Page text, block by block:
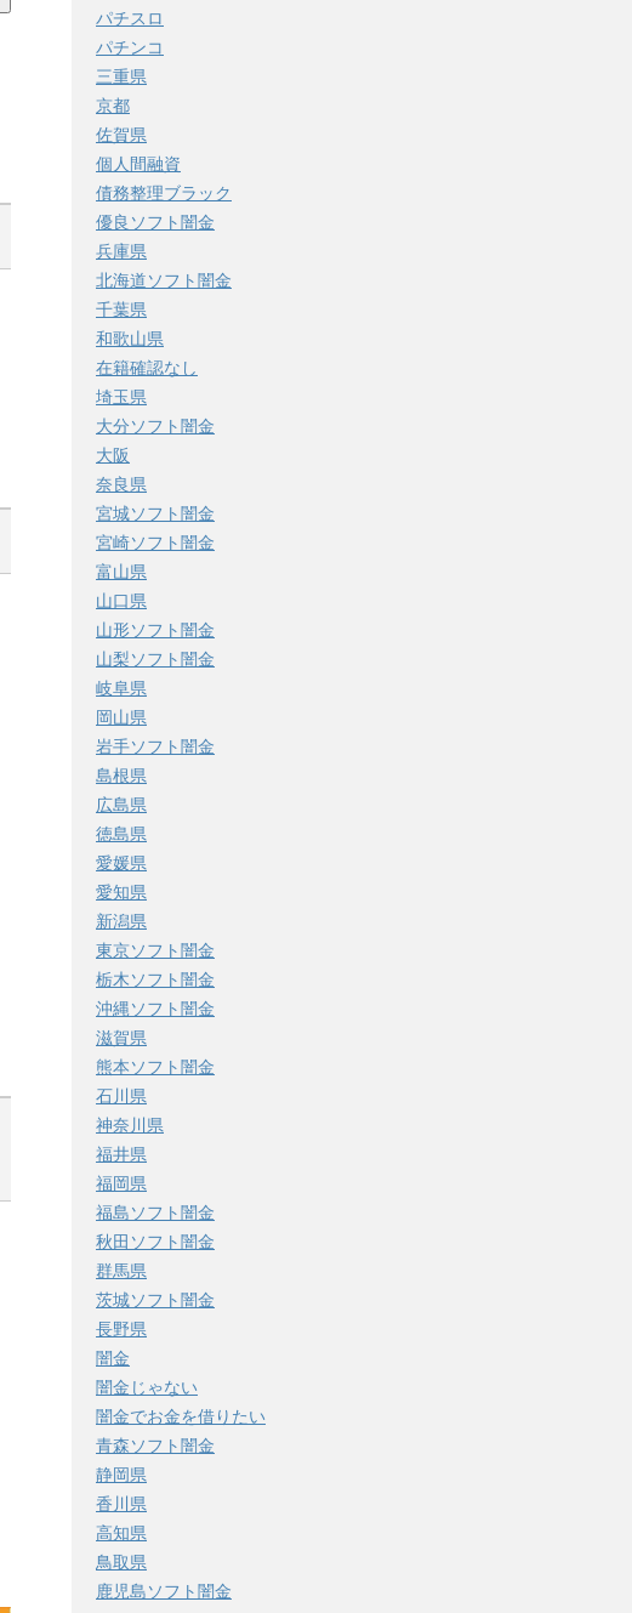
パチスロ
パチンコ
三重県
京都
佐賀県
個人間融資
債務整理ブラック
優良ソフト闇金
兵庫県
北海道ソフト闇金
千葉県
和歌山県
在籍確認なし
埼玉県
大分ソフト闇金
大阪
奈良県
宮城ソフト闇金
宮崎ソフト闇金
富山県
山口県
山形ソフト闇金
山梨ソフト闇金
岐阜県
岡山県
岩手ソフト闇金
島根県
広島県
徳島県
愛媛県
愛知県
新潟県
東京ソフト闇金
栃木ソフト闇金
沖縄ソフト闇金
滋賀県
熊本ソフト闇金
石川県
神奈川県
福井県
福岡県
福島ソフト闇金
秋田ソフト闇金
群馬県
茨城ソフト闇金
長野県
闇金
闇金じゃない
闇金でお金を借りたい
青森ソフト闇金
静岡県
香川県
高知県
鳥取県
鹿児島ソフト闇金